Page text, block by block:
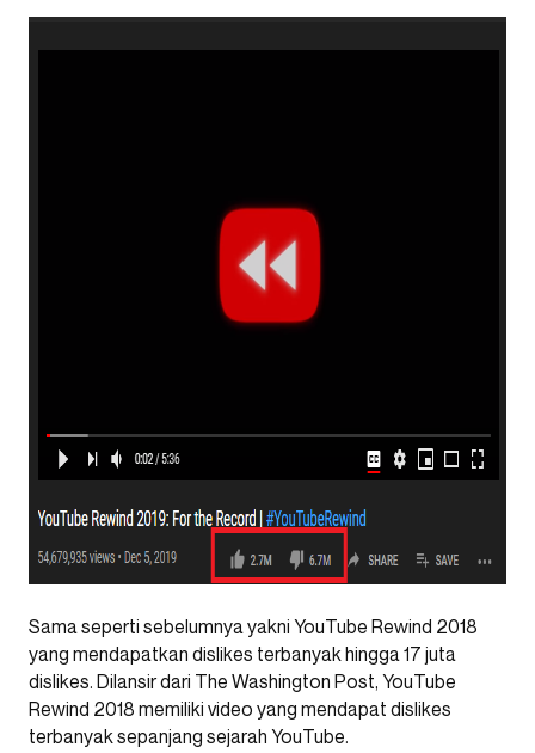
Sama seperti sebelumnya yakni YouTube Rewind 2018
yang mendapatkan dislikes terbanyak hingga 17 juta
dislikes. Dilansir dari The Washington Post, YouTube
Rewind 2018 memiliki video yang mendapat dislikes
terbanyak sepanjang sejarah YouTube.